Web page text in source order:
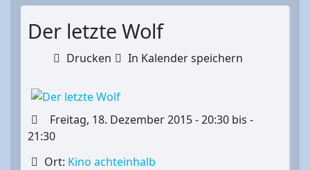
Der letzte Wolf
Drucken In Kalender speichern
Freitag, 18. Dezember 2015 - 20:30 bis -
21:30
Ort: Kino achteinhalb